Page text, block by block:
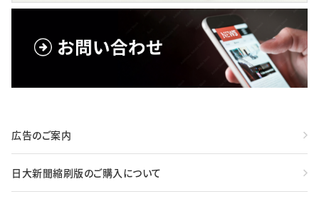
広告のご案内
日大新聞縮刷版のご購入について